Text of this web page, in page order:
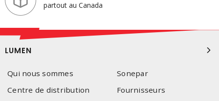
partout au Canada
LUMEN
Qui nous sommes
Sonepar
Centre de distribution
Fournisseurs